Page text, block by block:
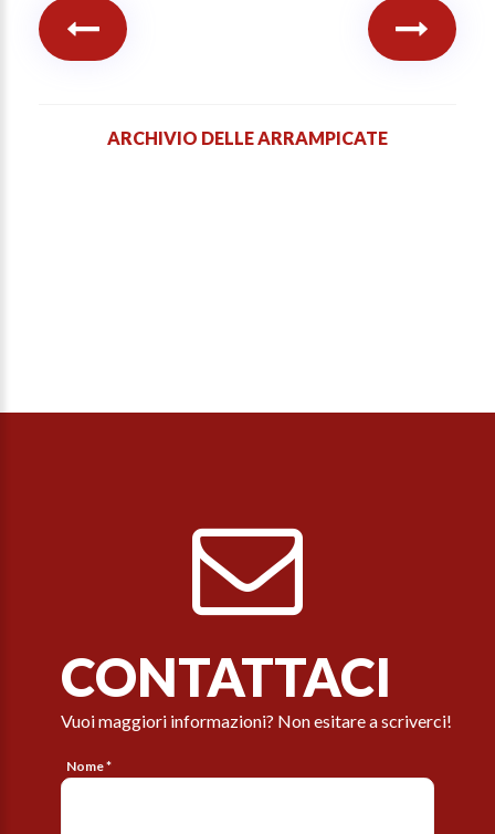
ARCHIVIO DELLE ARRAMPICATE
CONTATTACI
Vuoi maggiori informazioni? Non esitare a scriverci!
Nome *